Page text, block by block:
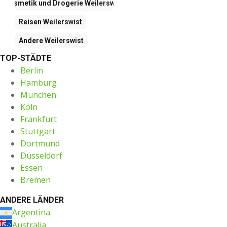
Kosmetik und DrogerieWeilerswist
Reisen Weilerswist
AndereWeilerswist
TOP-STÄDTE
Berlin
Hamburg
München
Köln
Frankfurt
Stuttgart
Dortmund
Düsseldorf
Essen
Bremen
ANDERE LÄNDER
Argentina